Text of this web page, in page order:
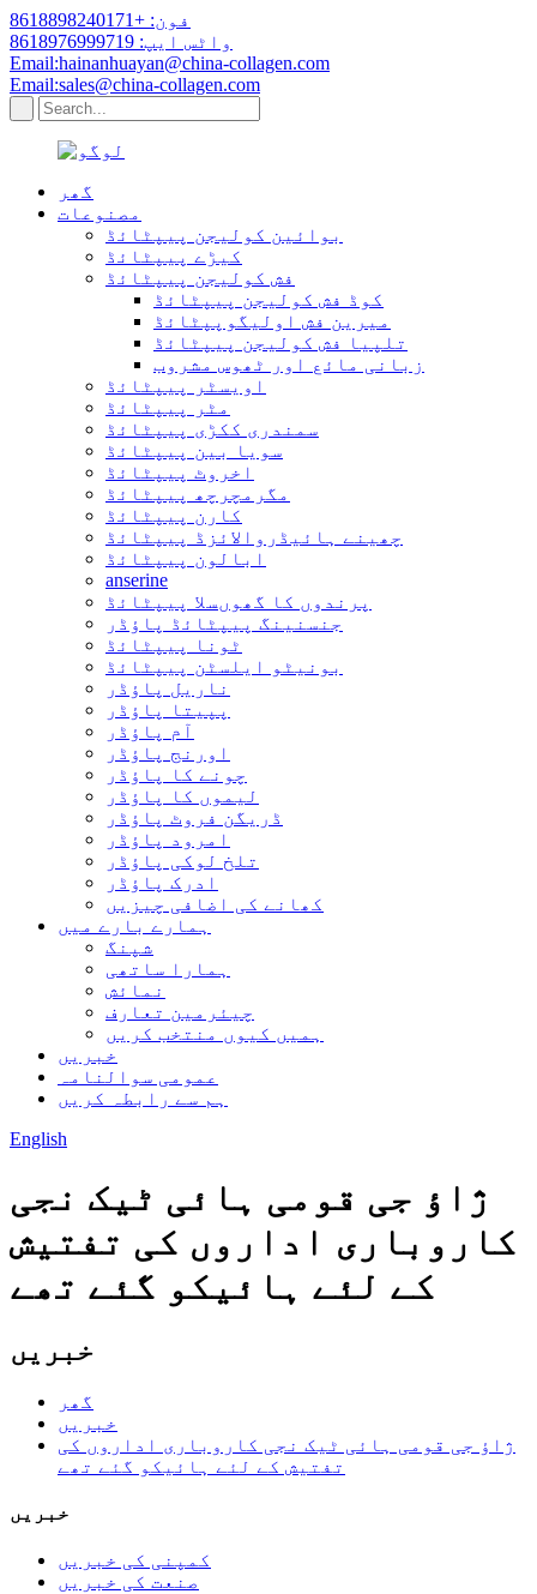
فون: +8618898240171
واٹس ایپ: 8618976999719
Email:hainanhuayan@china-collagen.com
Email:sales@china-collagen.com
گھر
مصنوعات
بوائین کولیجن پیپٹائڈ
کیڑے پیپٹائڈ
فش کولیجن پیپٹائڈ
کوڈ فش کولیجن پیپٹائڈ
میرین فش اولیگوپپٹائڈ
تلپیا فش کولیجن پیپٹائڈ
زبانی مائع اور ٹھوس مشروب
اویسٹر پیپٹائڈ
مٹر پیپٹائڈ
سمندری ککڑی پیپٹائڈ
سویا بین پیپٹائڈ
اخروٹ پیپٹائڈ
مگرمچرچھ پیپٹائڈ
کارن پیپٹائڈ
چھینے ہائیڈروالائزڈ پیپٹائڈ
ابالون پیپٹائڈ
anserine
پرندوں کا گھوںسلا پیپٹائڈ
جنسنینگ پیپٹائڈ پاؤڈر
ٹونا پیپٹائڈ
بونیٹو ایلسٹن پیپٹائڈ
ناریل پاؤڈر
پپیتا پاؤڈر
آم پاؤڈر
اورنج پاؤڈر
چونے کا پاؤڈر
لیموں کا پاؤڈر
ڈریگن فروٹ پاؤڈر
امرود پاؤڈر
تلخ لوکی پاؤڈر
ادرک پاؤڈر
کھانے کی اضافی چیزیں
ہمارے بارے میں
شپنگ
ہمارا ساتھی
نمائش
چیئرمین تعارف
ہمیں کیوں منتخب کریں
خبریں
عمومی سوالنامہ
ہم سے رابطہ کریں
English
ژاؤ جی قومی ہائی ٹیک نجی
کاروباری اداروں کی تفتیش
کے لئے ہائیکو گئے تھے
خبریں
گھر
خبریں
ژاؤ جی قومی ہائی ٹیک نجی کاروباری اداروں کی
تفتیش کے لئے ہائیکو گئے تھے
خبریں
کمپنی کی خبریں
صنعت کی خبریں